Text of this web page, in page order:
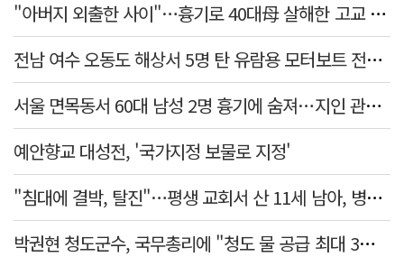
"아버지 외출한 사이"…흉기로 40대母 살해한 고교 자퇴생, 구속 기로에
전남 여수 오동도 해상서 5명 탄 유람용 모터보트 전복…2명 숨져
서울 면목동서 60대 남성 2명 흉기에 숨져…지인 관계로 추정
예안향교 대성전, '국가지정 보물로 지정'
"침대에 결박, 탈진"…평생 교회서 산 11세 남아, 병원 이송 끝 숨져
박권현 청도군수, 국무총리에 "청도 물 공급 최대 3만t 늘려달라"